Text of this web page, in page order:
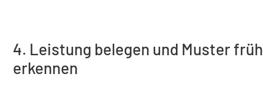
4. Leistung belegen und Muster früh
erkennen